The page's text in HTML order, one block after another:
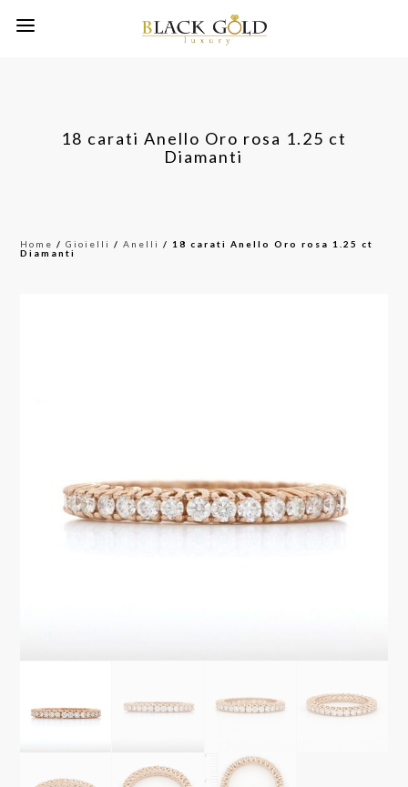
18 carati Anello Oro rosa 1.25 ct
Diamanti
Home /Gioielli /Anelli / 18 carati Anello Oro rosa 1.25 ct
Diamanti